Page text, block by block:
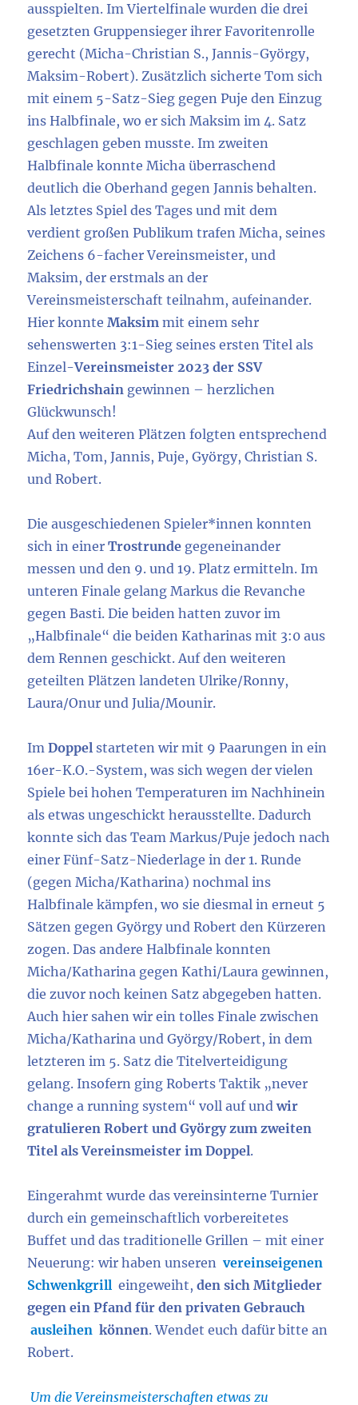
ausspielten. Im Viertelfinale wurden die drei
gesetzten Gruppensieger ihrer Favoritenrolle
gerecht (Micha-Christian S., Jannis-György,
Maksim-Robert). Zusätzlich sicherte Tom sich
mit einem 5-Satz-Sieg gegen Puje den Einzug
ins Halbfinale, wo er sich Maksim im 4. Satz
geschlagen geben musste. Im zweiten
Halbfinale konnte Micha überraschend
deutlich die Oberhand gegen Jannis behalten.
Als letztes Spiel des Tages und mit dem
verdient großen Publikum trafen Micha, seines
Zeichens 6-facher Vereinsmeister, und
Maksim, der erstmals an der
Vereinsmeisterschaft teilnahm, aufeinander.
Hier konnteMaksim mit einem sehr
sehenswerten 3:1-Sieg seines ersten Titel als
Einzel-Vereinsmeister 2023 der SSV
Friedrichshain gewinnen – herzlichen
Glückwunsch!
Auf den weiteren Plätzen folgten entsprechend
Micha, Tom, Jannis, Puje, György, Christian S.
und Robert.
Die ausgeschiedenen Spieler*innen konnten
sich in einerTrostrunde gegeneinander
messen und den 9. und 19. Platz ermitteln. Im
unteren Finale gelang Markus die Revanche
gegen Basti. Die beiden hatten zuvor im
„Halbfinale“ die beiden Katharinas mit 3:0 aus
dem Rennen geschickt. Auf den weiteren
geteilten Plätzen landeten Ulrike/Ronny,
Laura/Onur und Julia/Mounir.
ImDoppel starteten wir mit 9 Paarungen in ein
16er-K.O.-System, was sich wegen der vielen
Spiele bei hohen Temperaturen im Nachhinein
als etwas ungeschickt herausstellte. Dadurch
konnte sich das Team Markus/Puje jedoch nach
einer Fünf-Satz-Niederlage in der 1. Runde
(gegen Micha/Katharina) nochmal ins
Halbfinale kämpfen, wo sie diesmal in erneut 5
Sätzen gegen György und Robert den Kürzeren
zogen. Das andere Halbfinale konnten
Micha/Katharina gegen Kathi/Laura gewinnen,
die zuvor noch keinen Satz abgegeben hatten.
Auch hier sahen wir ein tolles Finale zwischen
Micha/Katharina und György/Robert, in dem
letzteren im 5. Satz die Titelverteidigung
gelang. Insofern ging Roberts Taktik „never
change a running system“ voll auf undwir
gratulieren Robert und György zum zweiten
Titel als Vereinsmeister im Doppel.
Eingerahmt wurde das vereinsinterne Turnier
durch ein gemeinschaftlich vorbereitetes
Buffet und das traditionelle Grillen – mit einer
Neuerung: wir haben unseren vereinseigenen
Schwenkgrill eingeweiht,den sich Mitglieder
gegen ein Pfand für den privaten Gebrauch
ausleihen können. Wendet euch dafür bitte an
Robert.
Um die Vereinsmeisterschaften etwas zu